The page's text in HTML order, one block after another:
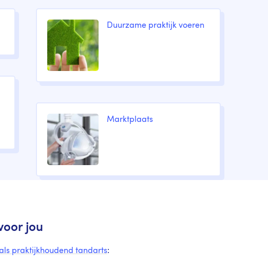
Duurzame praktijk voeren
Marktplaats
jou
praktijkhoudend tandarts: